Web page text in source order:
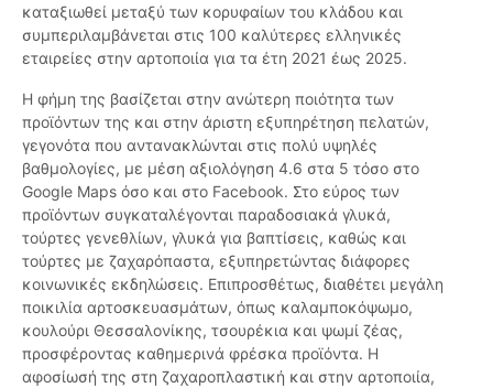
καταξιωθεί μεταξύ των κορυφαίων του κλάδου και
συμπεριλαμβάνεται στις 100 καλύτερες ελληνικές
εταιρείες στην αρτοποιία για τα έτη 2021 έως 2025.
Η φήμη της βασίζεται στην ανώτερη ποιότητα των
προϊόντων της και στην άριστη εξυπηρέτηση πελατών,
γεγονότα που αντανακλώνται στις πολύ υψηλές
βαθμολογίες, με μέση αξιολόγηση 4.6 στα 5 τόσο στο
Google Maps όσο και στο Facebook. Στο εύρος των
προϊόντων συγκαταλέγονται παραδοσιακά γλυκά,
τούρτες γενεθλίων, γλυκά για βαπτίσεις, καθώς και
τούρτες με ζαχαρόπαστα, εξυπηρετώντας διάφορες
κοινωνικές εκδηλώσεις. Επιπροσθέτως, διαθέτει μεγάλη
ποικιλία αρτοσκευασμάτων, όπως καλαμποκόψωμο,
κουλούρι Θεσσαλονίκης, τσουρέκια και ψωμί ζέας,
προσφέροντας καθημερινά φρέσκα προϊόντα. Η
αφοσίωσή της στη ζαχαροπλαστική και στην αρτοποιία,